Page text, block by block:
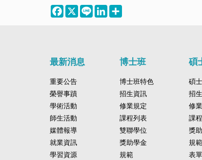
戰的過程中，我更深刻地了解
自己，並重新認識了生命中的
成長旅程。希望你們無論遇到
什麼挑戰，都能保持開放心態
與彈性，勇敢和不同文化背景
的人互動。這種文化與成長經
歷的碰撞與連結，將會是交換
生活中最珍貴的收穫！
交換機
換生活
適應，
力上有
與自我
穫。能
前往早
難能可
對學業
自己延
與行動
秘笈，歡迎有志一起在海邊走
走學習的你們加入中山政治所
提出自己的詮釋與見解。在這
個過程中，就能培養我們尋找
著這些不同的眼光看待現實生
響。藉由這些啟發，就又能讓
我有研究的靈感與動力。
Facebook
X Line LinkedIn
最新消息
重要公告
榮譽事蹟
學術活動
師生活動
媒體報導
就業資訊
學習資源
博士班
博士班特色
招生資訊
修業規定
課程列表
雙聯學位
獎助學金
規範
碩
碩
招
修
課
獎
規範
表